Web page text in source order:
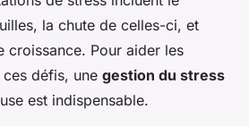
la chute de celles-ci, et
croissance. Pour aider les
défis, une gestion du stress
est indispensable.